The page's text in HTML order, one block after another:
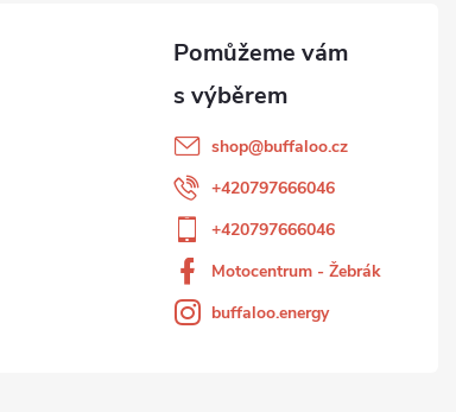
shop@buffaloo.cz
+420797666046
+420797666046
Motocentrum - Žebrák
buffaloo.energy